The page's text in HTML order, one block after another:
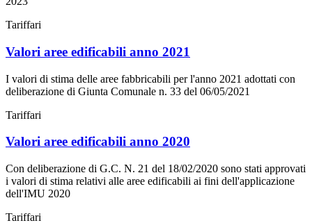
Tariffari
Valori aree edificabili anno 2021
I valori di stima delle aree fabbricabili per l'anno 2021 adottati con
deliberazione di Giunta Comunale n. 33 del 06/05/2021
Tariffari
Valori aree edificabili anno 2020
Con deliberazione di G.C. N. 21 del 18/02/2020 sono stati approvati
i valori di stima relativi alle aree edificabili ai fini dell'applicazione
dell'IMU 2020
Tariffari